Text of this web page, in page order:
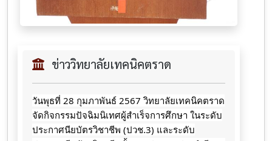
ข่าววิทยาลัยเทคนิคตราด
วันพุธที่ 28 กุมภาพันธ์ 2567 วิทยาลัยเทคนิคตราด
จัดกิจกรรมปัจฉิมนิเทศผู้สำเร็จการศึกษา ในระดับ
ประกาศนียบัตรวิชาชีพ (ปวช.3) และระดับ